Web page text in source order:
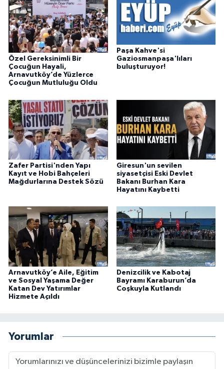
Özel Gereksinimli Bir
Çocuğun Hayali,
Arnavutköy’de Yüzlerce
Çocuğun Mutluluğu Oldu
Paşa Kahve'si
Gaziosmanpaşa'lıları
buluşturuyor!
Zafer Partisi'nden Yapı
Kayıt ve Hobi Bahçeleri
Mağdurlarına Destek Sözü
Giresun'un sevilen
siyasetçisi Eski Devlet
Bakanı Burhan Kara
Hayatını Kaybetti
Arnavutköy’e Aile, Eğitim
ve Sosyal Yaşama Değer
Katan Dev Yatırımlar
Hizmete Açıldı
Denizcilik ve Kabotaj
Bayramı Karaburun’da
Coşkuyla Kutlandı
Yorumlar